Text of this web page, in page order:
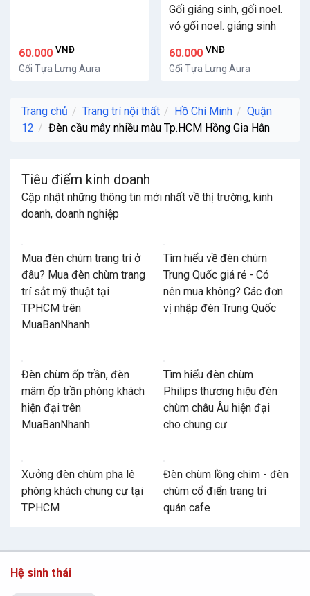
60.000 VNĐ
Gối Tựa Lưng Aura
Gối giáng sinh, gối noel.
vỏ gối noel. giáng sinh
60.000 VNĐ
Gối Tựa Lưng Aura
Trang chủ Trang trí nội thất Hồ Chí Minh
Quận
12
Đèn cầu mây nhiều màu Tp.HCM Hồng Gia Hân
Tiêu điểm kinh doanh
Cập nhật những thông tin mới nhất về thị trường, kinh
doanh, doanh nghiệp
Mua đèn chùm trang trí ở
đâu? Mua đèn chùm trang
trí sắt mỹ thuật tại
TPHCM trên
MuaBanNhanh
Tìm hiểu về đèn chùm
Trung Quốc giá rẻ - Có
nên mua không? Các đơn
vị nhập đèn Trung Quốc
Đèn chùm ốp trần, đèn
mâm ốp trần phòng khách
hiện đại trên
MuaBanNhanh
Tìm hiểu đèn chùm
Philips thương hiệu đèn
chùm châu Âu hiện đại
cho chung cư
Xưởng đèn chùm pha lê
phòng khách chung cư tại
TPHCM
Đèn chùm lồng chim - đèn
chùm cổ điển trang trí
quán cafe
Hệ sinh thái